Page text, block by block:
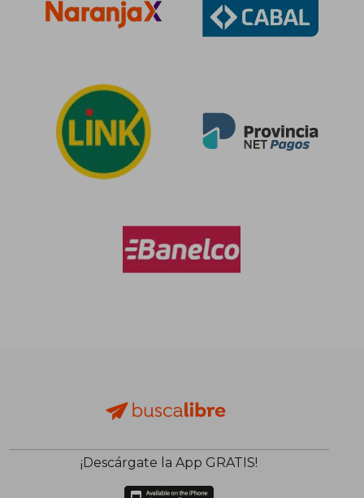
¡Descárgate la App GRATIS!